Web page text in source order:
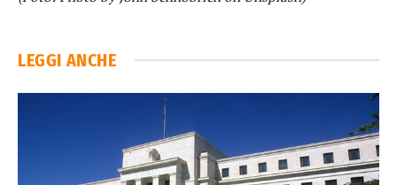
LEGGI ANCHE